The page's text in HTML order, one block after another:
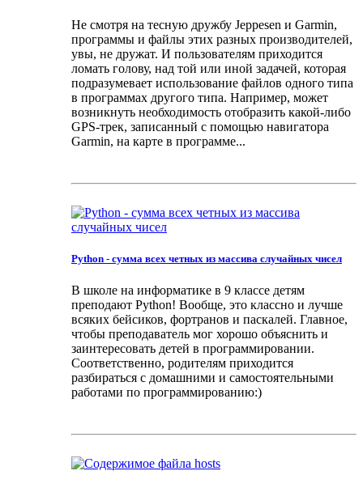
Не смотря на тесную дружбу Jeppesen и Garmin,
программы и файлы этих разных производителей,
увы, не дружат. И пользователям приходится
ломать голову, над той или иной задачей, которая
подразумевает использование файлов одного типа
в программах другого типа. Например, может
возникнуть необходимость отобразить какой-либо
GPS-трек, записанный с помощью навигатора
Garmin, на карте в программе...
Python - сумма всех четных из массива случайных чисел
В школе на информатике в 9 классе детям
преподают Python! Вообще, это классно и лучше
всяких бейсиков, фортранов и паскалей. Главное,
чтобы преподаватель мог хорошо объяснить и
заинтересовать детей в программировании.
Соответственно, родителям приходится
разбираться с домашними и самостоятельными
работами по программированию:)